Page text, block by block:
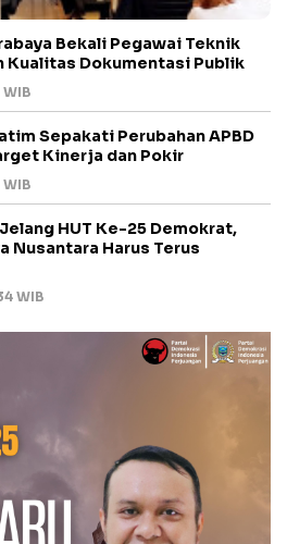
Bekali Pegawai Teknik
Kualitas Dokumentasi Publik
Sepakati Perubahan APBD
Kinerja dan Pokir
HUT Ke-25 Demokrat,
Nusantara Harus Terus
WIB